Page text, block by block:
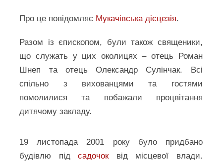
Про це повідомляє Мукачівська дієцезія.
Разом із єпископом, були також священики,
що служать у цих околицях – отець Роман
Шнеп та отець Олександр Сулінчак. Всі
спільно з вихованцями та гостями
помолилися та побажали процвітання
дитячому закладу.
19 листопада 2001 року було придбано
будівлю підсадочоквід місцевої влади.